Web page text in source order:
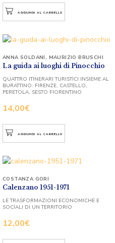
AGGIUNGI AL CARRELLO
La guida ai luoghi di Pinocchio
14,00€
ANNA SOLDANI, MAURIZIO BRUSCHI
QUATTRO ITINERARI TURISTICI INSIEME AL
BURATTINO: FIRENZE, CASTELLO,
PERETOLA, SESTO FIORENTINO
AGGIUNGI AL CARRELLO
Calenzano 1951-1971
12,00€
COSTANZA GORI
LE TRASFORMAZIONI ECONOMICHE E
SOCIALI DI UN TERRITORIO